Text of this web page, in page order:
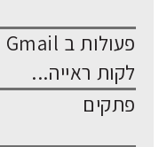
לקות ראייה...
פתקים